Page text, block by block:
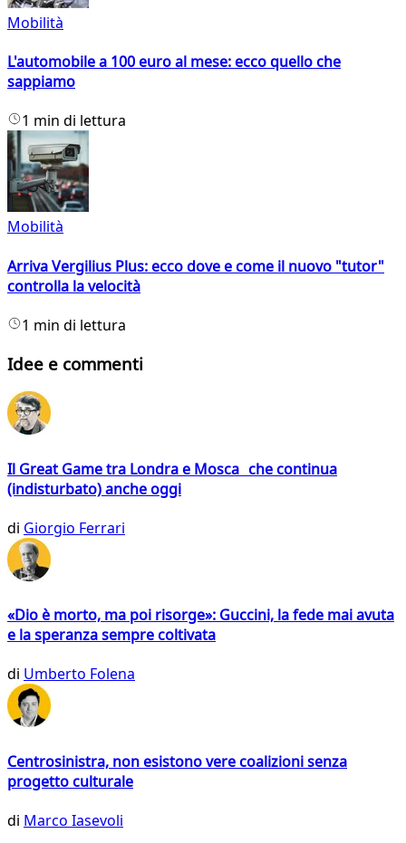
Mobilità
L'automobile a 100 euro al mese: ecco quello che
sappiamo
1 min di lettura
Mobilità
Arriva Vergilius Plus: ecco dove e come il nuovo "tutor"
controlla la velocità
1 min di lettura
Idee e commenti
Il Great Game tra Londra e Mosca che continua
(indisturbato) anche oggi
di Giorgio Ferrari
«Dio è morto, ma poi risorge»: Guccini, la fede mai avuta
e la speranza sempre coltivata
di Umberto Folena
Centrosinistra, non esistono vere coalizioni senza
progetto culturale
di Marco Iasevoli